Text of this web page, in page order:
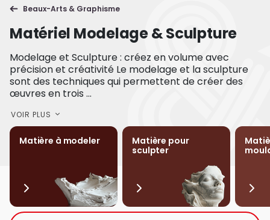
Beaux-Arts & Graphisme
Matériel Modelage & Sculpture
Modelage et Sculpture : créez en volume avec
précision et créativité Le modelage et la sculpture
sont des techniques qui permettent de créer des
œuvres en trois ...
VOIR PLUS
Matière à modeler
Matière pour
sculpter